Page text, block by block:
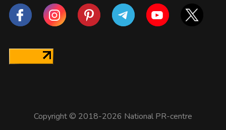
Copyright © 2018-2026 National PR-centre